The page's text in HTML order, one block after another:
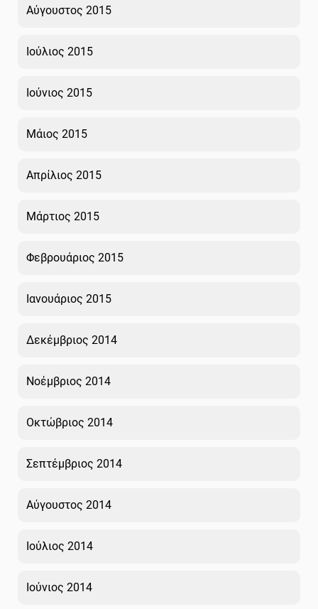
Αύγουστος 2015
Ιούλιος 2015
Ιούνιος 2015
Μάιος 2015
Απρίλιος 2015
Μάρτιος 2015
Φεβρουάριος 2015
Ιανουάριος 2015
Δεκέμβριος 2014
Νοέμβριος 2014
Οκτώβριος 2014
Σεπτέμβριος 2014
Αύγουστος 2014
Ιούλιος 2014
Ιούνιος 2014